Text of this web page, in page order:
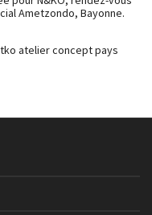
Ametzondo, Bayonne.